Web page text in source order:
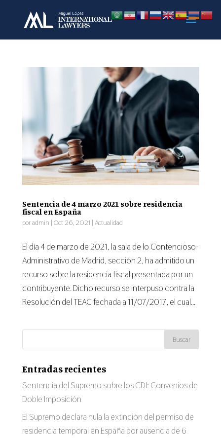
Sentencia de 4 marzo 2021 sobre residencia
fiscal en España
poradmin | Oct 26, 2021 | Actualidad
El día 4 de marzo de 2021, la sala de lo Contencioso-
Administrativo de Madrid, sección 2, ha admitido un
recurso sobre la residencia fiscal presentada por un
contribuyente. Dicho recurso se interpuso contra la
Resolución del TEAC fechada a 11/07/2017, el cual...
Entradas recientes
Sentencia del Supremo sobre los CDI: Convenios de
Doble Imposición
El Supremo declara nula la extinción del permiso de
residencia temporal en España por ausencia de 6